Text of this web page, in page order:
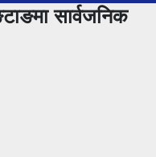
सार्वजनिक